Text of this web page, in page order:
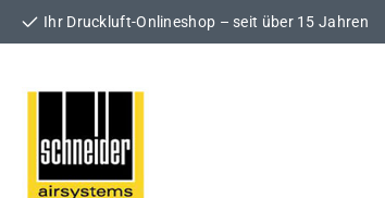
Hauptinhalt springen
Zur Suche springen
Zur Hauptnavigation springen
Ihr Druckluft-Onlineshop – seit über 15 Jahren